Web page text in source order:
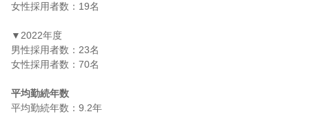
女性採用者数：19名
▼2022年度
男性採用者数：23名
女性採用者数：70名
平均勤続年数
平均勤続年数：9.2年